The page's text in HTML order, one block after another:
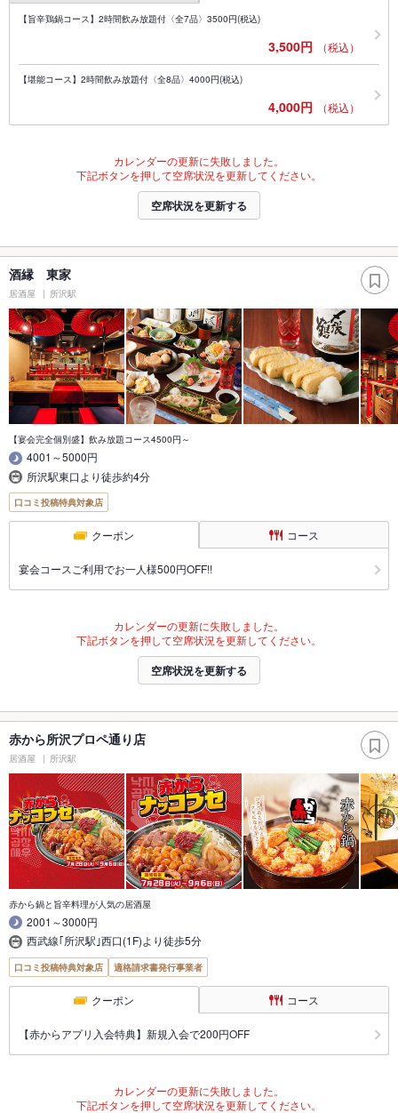
【旨辛鶏鍋コース】2時間飲み放題付〈全7品〉3500円(税込)
3,500円 （税込）
【堪能コース】2時間飲み放題付〈全8品〉4000円(税込)
4,000円 （税込）
カレンダーの更新に失敗しました。
下記ボタンを押して空席状況を更新してください。
空席状況を更新する
酒縁 東家
居酒屋 所沢駅
【宴会完全個別盛】飲み放題コース4500円～
4001～5000円
所沢駅東口より徒歩約4分
口コミ投稿特典対象店
クーポン コース
宴会コースご利用でお一人様500円OFF!!
カレンダーの更新に失敗しました。
下記ボタンを押して空席状況を更新してください。
空席状況を更新する
赤から所沢プロペ通り店
居酒屋 所沢駅
赤から鍋と旨辛料理が人気の居酒屋
2001～3000円
西武線｢所沢駅｣西口(1F)より徒歩5分
口コミ投稿特典対象店 適格請求書発行事業者
クーポン コース
【赤からアプリ入会特典】新規入会で200円OFF
カレンダーの更新に失敗しました。
下記ボタンを押して空席状況を更新してください。